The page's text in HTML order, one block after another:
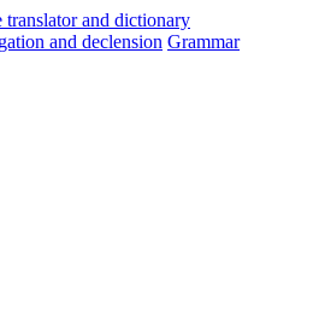
and declension Grammar